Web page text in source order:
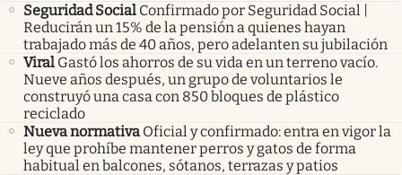
Seguridad Social Confirmado por Seguridad Social |
Reducirán un 15% de la pensión a quienes hayan
trabajado más de 40 años, pero adelanten su jubilación
Viral Gastó los ahorros de su vida en un terreno vacío.
Nueve años después, un grupo de voluntarios le
construyó una casa con 850 bloques de plástico
reciclado
Nueva normativa Oficial y confirmado: entra en vigor la
ley que prohíbe mantener perros y gatos de forma
habitual en balcones, sótanos, terrazas y patios